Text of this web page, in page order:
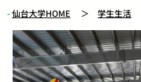
仙台大学HOME 学生生活